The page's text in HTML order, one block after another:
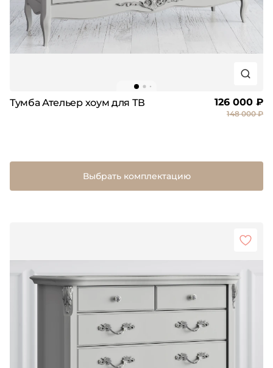
Тумба Ательер хоум для ТВ 126 000 ₽
148 000 ₽
Выбрать комплектацию